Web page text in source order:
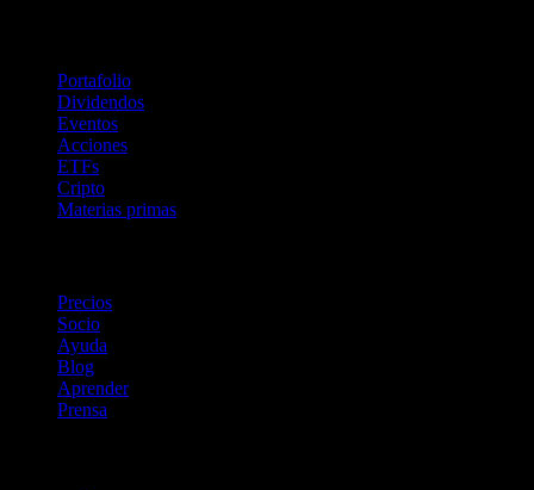
Portafolio
Dividendos
Eventos
Acciones
ETFs
Cripto
Materias primas
Precios
Socio
Ayuda
Blog
Aprender
Prensa